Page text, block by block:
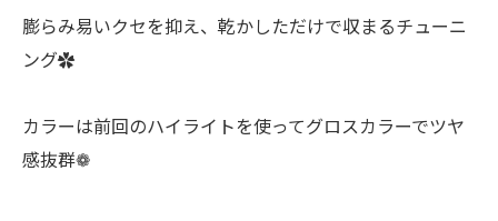
膨らみ易いクセを抑え、乾かしただけで収まるチューニ
ング✿
カラーは前回のハイライトを使ってグロスカラーでツヤ
感抜群❁